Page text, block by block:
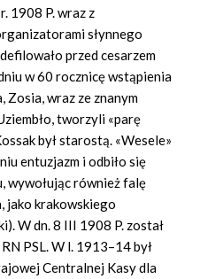
1908 P. wraz z
słynnego
przed cesarzem
w 60 rocznicę wstąpienia
Zosia, wraz ze znanym
tworzyli «parę
był starostą. «Wesele»
entuzjazm i odbiło się
wywołując również falę
jako krakowskiego
W dn. 8 III 1908 P. został
PSL. W l. 1913–14 był
Centralnej Kasy dla